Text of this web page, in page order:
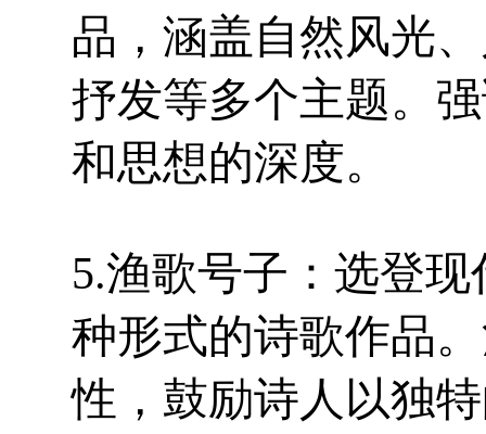
品，涵盖自然风光
抒发等多个主题。
和思想的深度。
5.渔歌号子：选登
种形式的诗歌作品
性，鼓励诗人以独